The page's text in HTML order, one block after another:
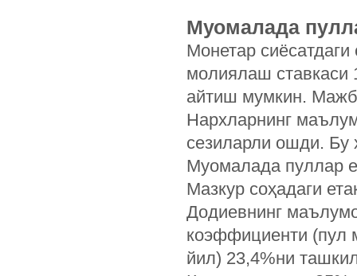
Муомалада
Монетар
молиялаш ставкаси
айтиш мумкин.
Нархларнинг
сезиларли ошди.
Муомалада пуллар
Мазкур соҳадаги
Додиевнинг
коэффициенти (пул
йил) 23,4%ни